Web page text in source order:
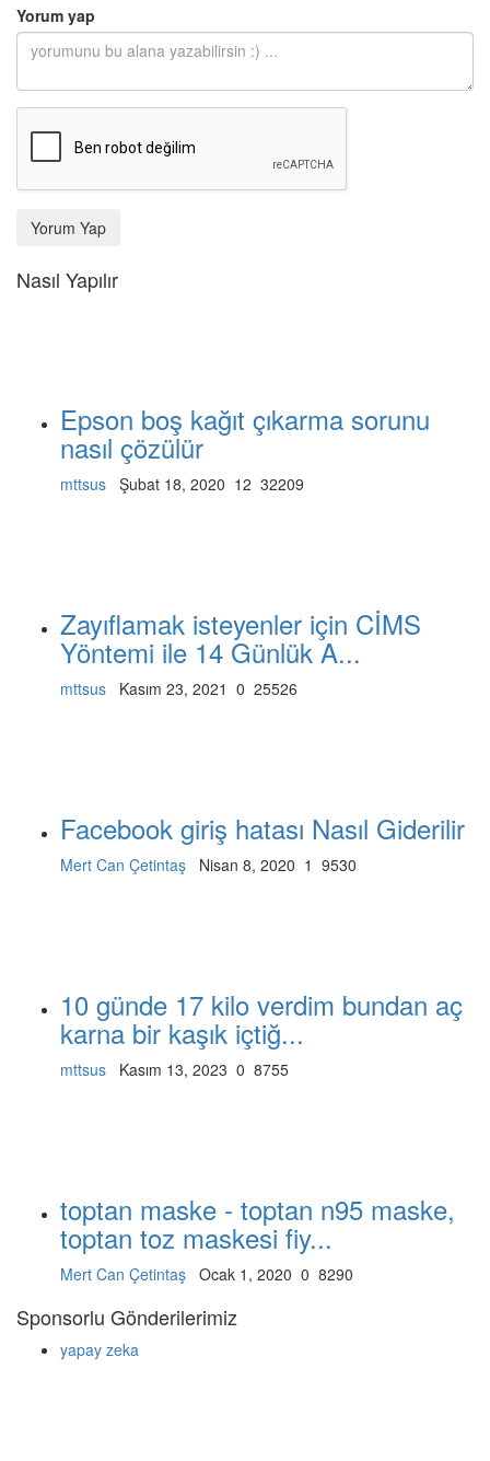
Yorum yap
Yorum Yap
Nasıl Yapılır
Epson boş kağıt çıkarma sorunu
nasıl çözülür
mttsus Şubat 18, 2020 12 32209
Zayıflamak isteyenler için CİMS
Yöntemi ile 14 Günlük A...
mttsus Kasım 23, 2021 0 25526
Facebook giriş hatası Nasıl Giderilir
Mert Can Çetintaş Nisan 8, 2020 1 9530
10 günde 17 kilo verdim bundan aç
karna bir kaşık içtiğ...
mttsus Kasım 13, 2023 0 8755
toptan maske - toptan n95 maske,
toptan toz maskesi fiy...
Mert Can Çetintaş Ocak 1, 2020 0 8290
Sponsorlu Gönderilerimiz
yapay zeka